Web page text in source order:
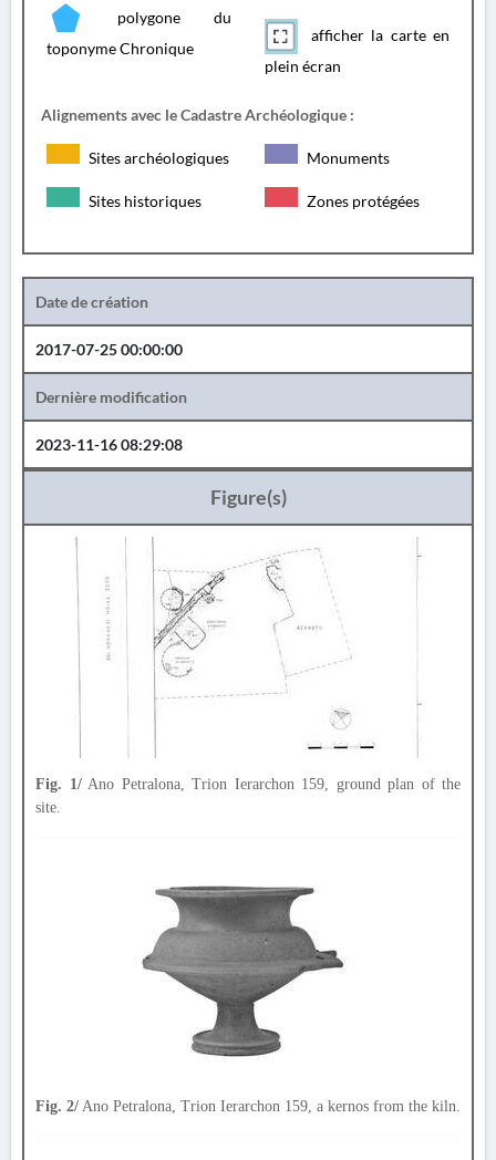
polygone du
toponyme Chronique
afficher la carte en
plein écran
Alignements avec le Cadastre Archéologique :
Sites archéologiques Monuments
Sites historiques Zones protégées
Date de création
2017-07-25 00:00:00
Dernière modification
2023-11-16 08:29:08
Figure(s)
Fig. 1/Ano Petralona, Trion Ierarchon 159, ground plan of the
site.
Fig. 2/ Ano Petralona, Trion Ierarchon 159, a kernos from the kiln.